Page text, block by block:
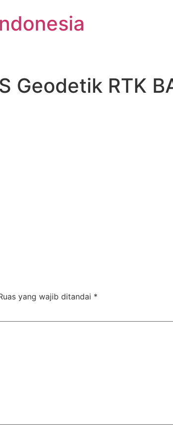
Geodetik RTK
yang wajib ditandai *